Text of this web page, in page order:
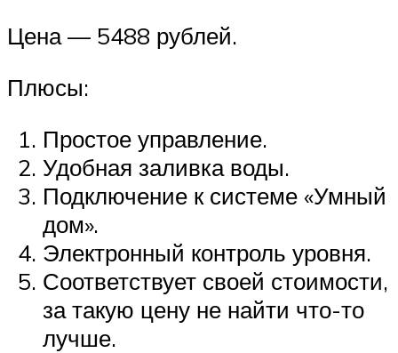
Цена — 5488 рублей.
Плюсы:
Простое управление.
Удобная заливка воды.
Подключение к системе «Умный
дом».
Электронный контроль уровня.
Соответствует своей стоимости,
за такую цену не найти что-то
лучше.